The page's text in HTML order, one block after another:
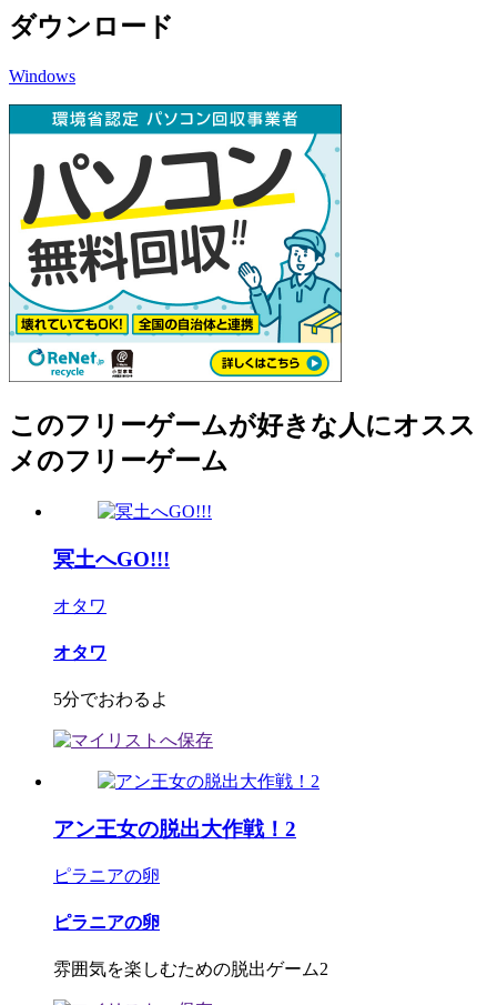
ダウンロード
Windows
このフリーゲームが好きな人にオスス
メのフリーゲーム
冥土へGO!!!
オタワ
オタワ
5分でおわるよ
アン王女の脱出大作戦！2
ピラニアの卵
ピラニアの卵
雰囲気を楽しむための脱出ゲーム2